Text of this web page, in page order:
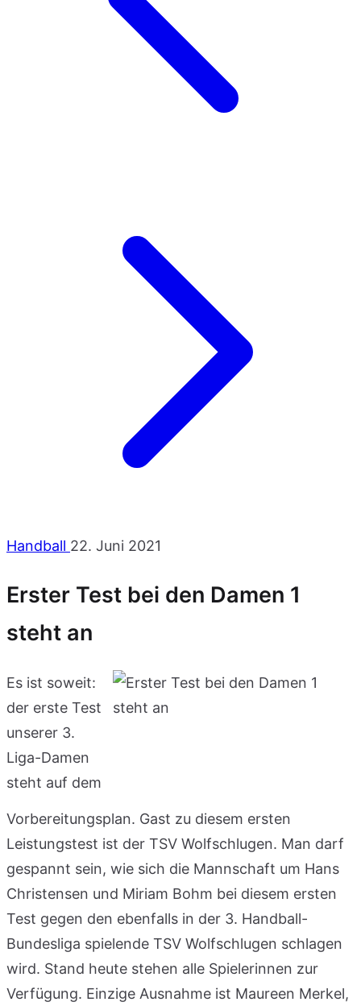
Handball 22. Juni 2021
Erster Test bei den Damen 1
steht an
Es ist soweit:
der erste Test
unserer 3.
Liga-Damen
steht auf dem
Vorbereitungsplan. Gast zu diesem ersten
Leistungstest ist der TSV Wolfschlugen. Man darf
gespannt sein, wie sich die Mannschaft um Hans
Christensen und Miriam Bohm bei diesem ersten
Test gegen den ebenfalls in der 3. Handball-
Bundesliga spielende TSV Wolfschlugen schlagen
wird. Stand heute stehen alle Spielerinnen zur
Verfügung. Einzige Ausnahme ist Maureen Merkel,